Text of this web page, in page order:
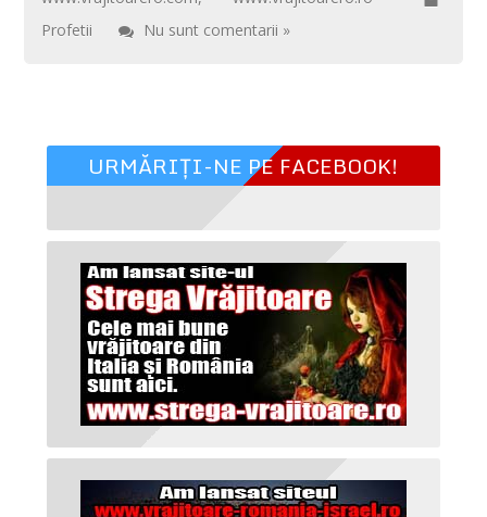
Profetii
Nu sunt comentarii »
URMĂRIȚI-NE PE FACEBOOK!